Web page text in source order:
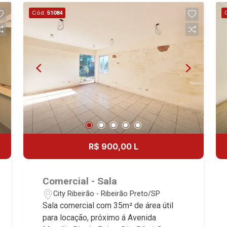
de serviço planejadas - Varanda
gourmet com churrasqueira - Iluminação
- 2 vagas - Alto padrão Martinelli
Imobiliária - excelência absoluta no
mercado imobiliário de Ribeirão Preto.
Referência em imóveis de alto padrão,
somos especialistas na venda e
locação de apartamentos nos
condomínios mais desejados da Zona
Sul, reconhecidos por sua segurança,
infraestrutura completa e qualidade de
vida incomparável. Atuamos nos
empreendimentos de maior prestígio
Les Alpes Residence, Porto Búzios,
Sequóia, Blue Diamond, Mirante do Ipê,
Hype, Grand Privilège, Grand Raya,
Grand Paysage, Praças do Sul, Uber
Cód. 51084
R$ 900,00 L
Comercial - Sala
City Ribeirão - Ribeirão Preto/SP
Sala comercial com 35m² de área útil
para locação, próximo á Avenida